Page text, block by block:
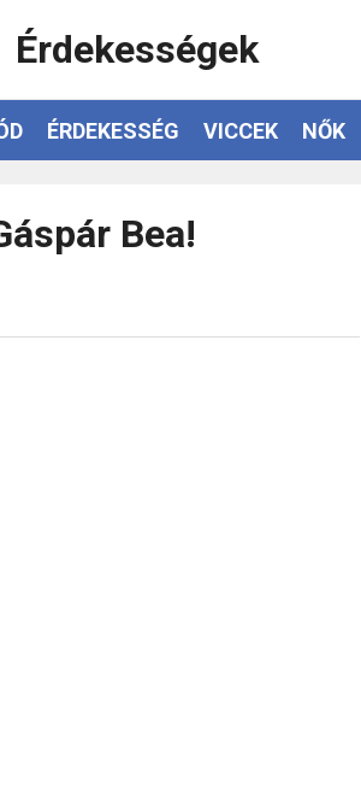
Érdekességek
ÉRDEKESSÉG VICCEK NŐK
Bea!